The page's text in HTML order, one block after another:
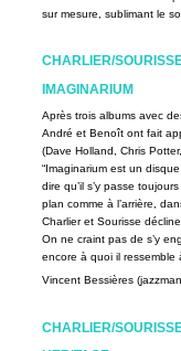
sur mesure, sublimant le
CHARLIER/
IMAGINARIUM
Après trois albums avec
André et Benoît ont fait
(Dave Holland, Chris
“Imaginarium est un
dire qu’il s’y passe
plan comme à l’arrière,
Charlier et Sourisse
On ne craint pas de s’y
encore à quoi il
Vincent Bessières
CHARLIER/